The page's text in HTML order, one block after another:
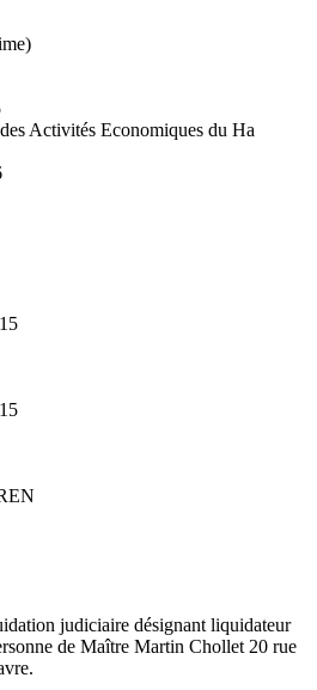
Activités Economiques du Ha
judiciaire désignant liquidateur
de Maître Martin Chollet 20 rue